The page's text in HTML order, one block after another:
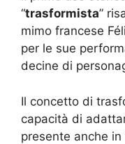
“trasformista”
mimo francese
per le sue
decine di
Il concetto di
capacità di
presente anche